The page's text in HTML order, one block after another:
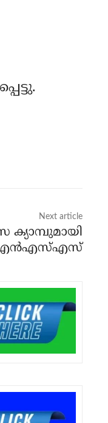
Next article